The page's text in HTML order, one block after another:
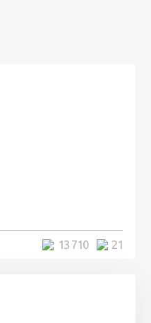
21
13 710